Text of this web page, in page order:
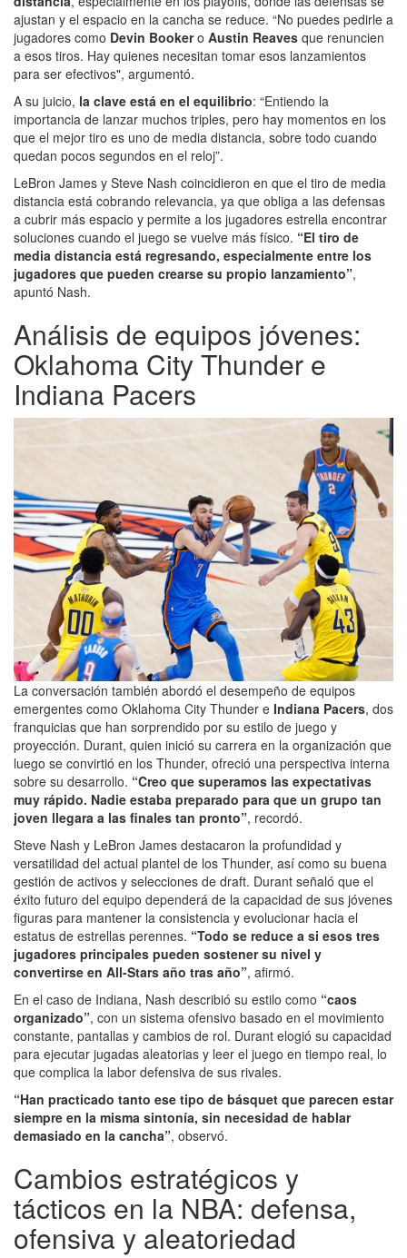
ajustan y el espacio en la cancha se reduce. “No puedes pedirle a
jugadores como Devin Bookero Austin Reaves que renuncien
a esos tiros. Hay quienes necesitan tomar esos lanzamientos
para ser efectivos", argumentó.
A su juicio, la clave está en el equilibrio: “Entiendo la
importancia de lanzar muchos triples, pero hay momentos en los
que el mejor tiro es uno de media distancia, sobre todo cuando
quedan pocos segundos en el reloj”.
LeBron James y Steve Nash coincidieron en que el tiro de media
distancia está cobrando relevancia, ya que obliga a las defensas
a cubrir más espacio y permite a los jugadores estrella encontrar
soluciones cuando el juego se vuelve más físico. “El tiro de
media distancia está regresando, especialmente entre los
jugadores que pueden crearse su propio lanzamiento”,
apuntó Nash.
Análisis de equipos jóvenes:
Oklahoma City Thunder e
Indiana Pacers
La conversación también abordó el desempeño de equipos
emergentes como Oklahoma City Thunder e Indiana Pacers, dos
franquicias que han sorprendido por su estilo de juego y
proyección. Durant, quien inició su carrera en la organización que
luego se convirtió en los Thunder, ofreció una perspectiva interna
sobre su desarrollo. “Creo que superamos las expectativas
muy rápido. Nadie estaba preparado para que un grupo tan
joven llegara a las finales tan pronto”, recordó.
Steve Nash y LeBron James destacaron la profundidad y
versatilidad del actual plantel de los Thunder, así como su buena
gestión de activos y selecciones de draft. Durant señaló que el
éxito futuro del equipo dependerá de la capacidad de sus jóvenes
figuras para mantener la consistencia y evolucionar hacia el
estatus de estrellas perennes. “Todo se reduce a si esos tres
jugadores principales pueden sostener su nivel y
convertirse en All-Stars año tras año”, afirmó.
En el caso de Indiana, Nash describió su estilo como “caos
organizado”, con un sistema ofensivo basado en el movimiento
constante, pantallas y cambios de rol. Durant elogió su capacidad
para ejecutar jugadas aleatorias y leer el juego en tiempo real, lo
que complica la labor defensiva de sus rivales.
“Han practicado tanto ese tipo de básquet que parecen estar
siempre en la misma sintonía, sin necesidad de hablar
demasiado en la cancha”, observó.
Cambios estratégicos y
tácticos en la NBA: defensa,
ofensiva y aleatoriedad